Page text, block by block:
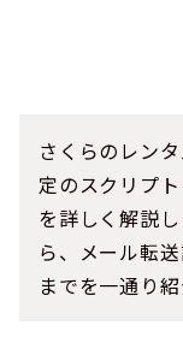
さくらのレン
定のスクリプ
を詳しく解説
ら、メール転
までを一通り紹